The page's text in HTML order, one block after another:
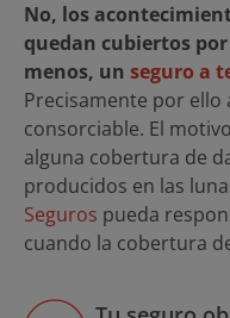
No, los
quedan cubiertos
menos, un seguro a
Precisamente por ello
consorciable. El
alguna cobertura de
producidos en las
Seguros pueda
cuando la cobertura